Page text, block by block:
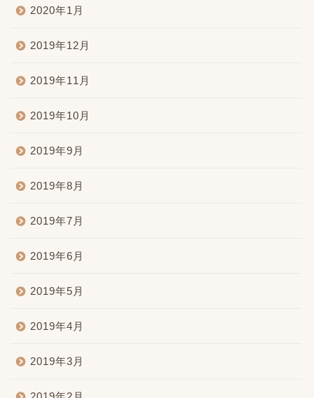
2020年1月
2019年12月
2019年11月
2019年10月
2019年9月
2019年8月
2019年7月
2019年6月
2019年5月
2019年4月
2019年3月